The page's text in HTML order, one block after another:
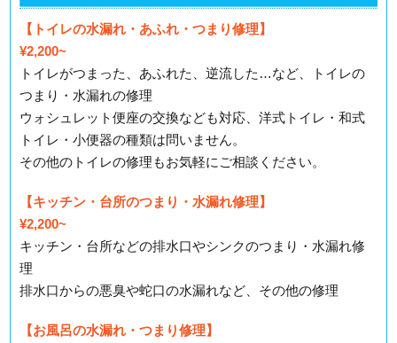
【トイレの水漏れ・あふれ・つまり修理】
¥2,200~
トイレがつまった、あふれた、逆流した…など、トイレの
つまり・水漏れの修理
ウォシュレット便座の交換なども対応、洋式トイレ・和式
トイレ・小便器の種類は問いません。
その他のトイレの修理もお気軽にご相談ください。
【キッチン・台所のつまり・水漏れ修理】
¥2,200~
キッチン・台所などの排水口やシンクのつまり・水漏れ修
理
排水口からの悪臭や蛇口の水漏れなど、その他の修理
【お風呂の水漏れ・つまり修理】